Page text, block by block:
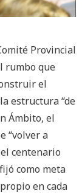
Provincial
rumbo que
el
estructura “de
Ámbito, el
“volver a
centenario
como meta
en cada